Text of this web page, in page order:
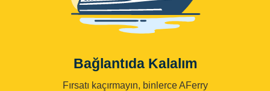
Bağlantıda Kalalım
Fırsatı kaçırmayın, binlerce AFerry